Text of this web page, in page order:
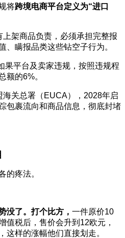
将跨境电商平台定义为“进口
上架商品负责，必须承担完整报
、瞒报品类这些钻空子行为。
果平台及卖家违规，按照违规程
额的6%。
海关总署（EUCA），2028年启
包裹流向和商品信息，彻底封堵
的疼法。
没了。打个比方， 一件原价10
值税后，售价会升到12欧元，
这样的涨幅他们直接划走。